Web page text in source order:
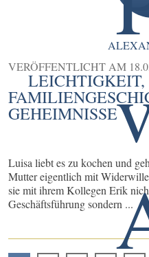
VERÖFFENTLICHT AM
LEICHTIGKEIT,
GEHEIMNISSE
Luisa liebt es zu kochen und
Mutter eigentlich mit
sie mit ihrem Kollegen Erik
Geschäftsführung sondern ...